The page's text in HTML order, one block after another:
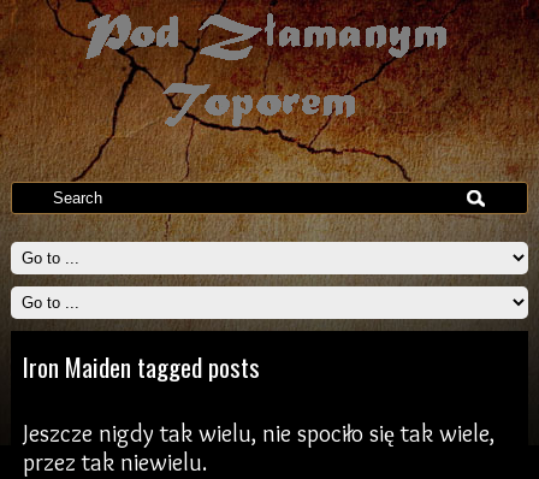
Iron Maiden tagged posts
Jeszcze nigdy tak wielu, nie spociło się tak wiele,
przez tak niewielu.